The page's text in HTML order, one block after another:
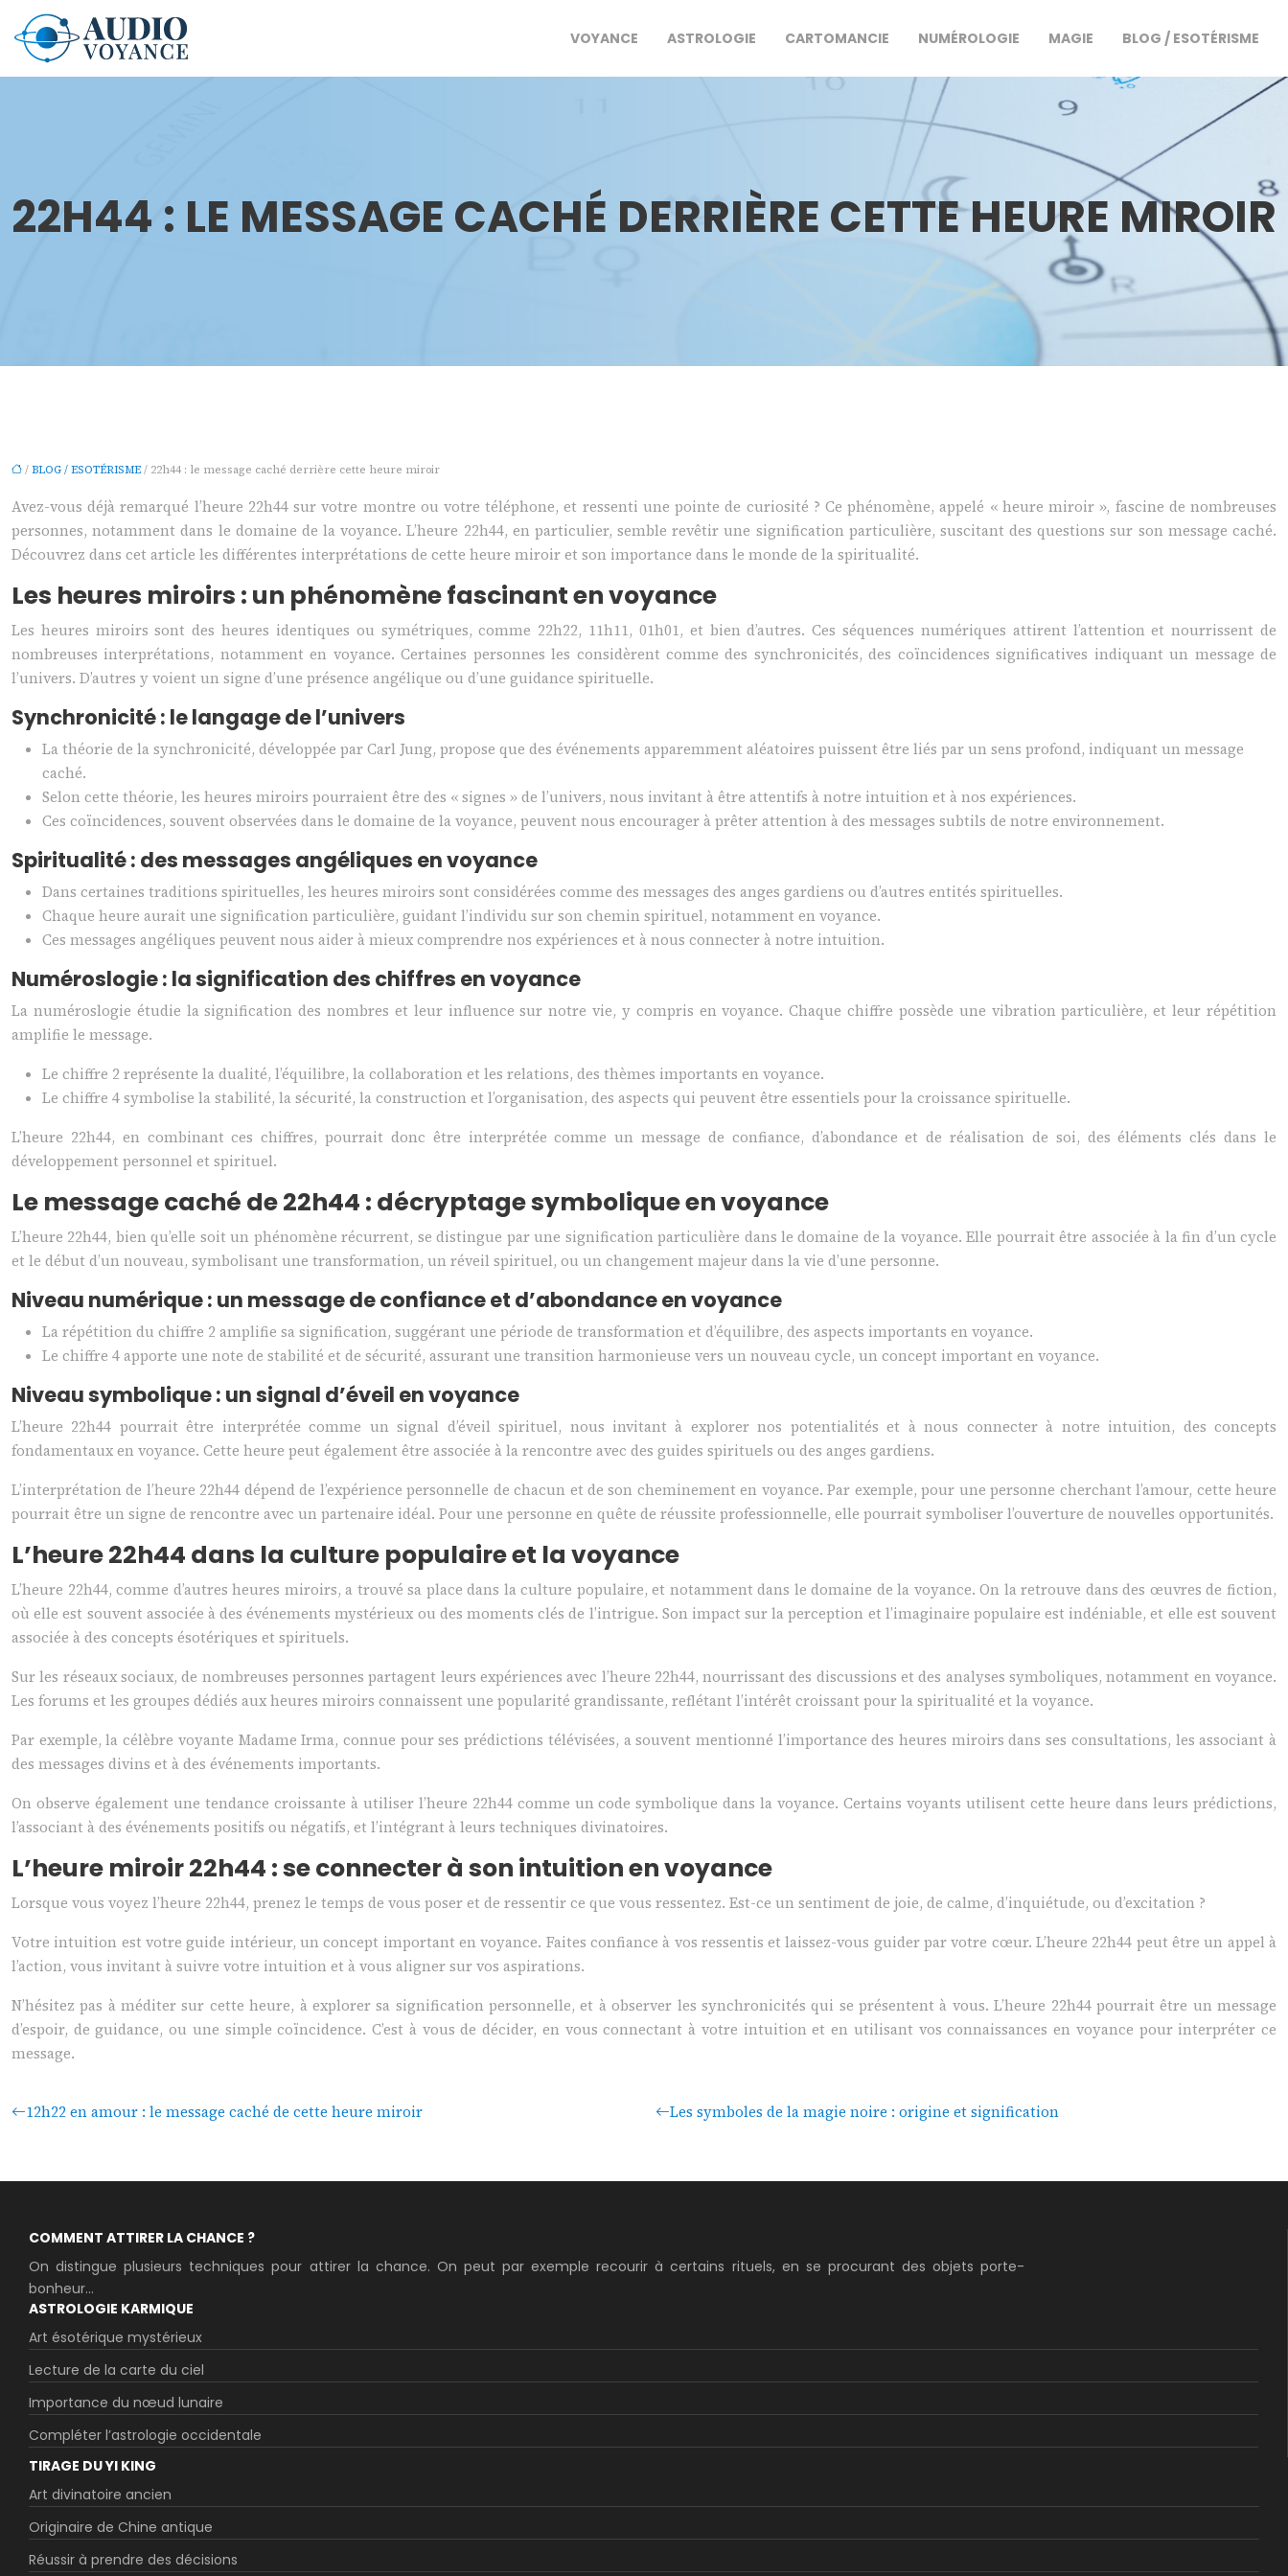
VOYANCE ASTROLOGIE CARTOMANCIE NUMÉROLOGIE MAGIE BLOG / ESOTÉRISME
22H44 : LE MESSAGE CACHÉ DERRIÈRE CETTE HEURE MIROIR
/ BLOG / ESOTÉRISME / 22h44 : le message caché derrière cette heure miroir
Avez-vous déjà remarqué l’heure 22h44 sur votre montre ou votre téléphone, et ressenti une pointe de curiosité ? Ce phénomène, appelé « heure miroir », fascine de nombreuses
personnes, notamment dans le domaine de la voyance. L’heure 22h44, en particulier, semble revêtir une signification particulière, suscitant des questions sur son message caché.
Découvrez dans cet article les différentes interprétations de cette heure miroir et son importance dans le monde de la spiritualité.
Les heures miroirs : un phénomène fascinant en voyance
Les heures miroirs sont des heures identiques ou symétriques, comme 22h22, 11h11, 01h01, et bien d’autres. Ces séquences numériques attirent l’attention et nourrissent de
nombreuses interprétations, notamment en voyance. Certaines personnes les considèrent comme des synchronicités, des coïncidences significatives indiquant un message de
l’univers. D’autres y voient un signe d’une présence angélique ou d’une guidance spirituelle.
Synchronicité : le langage de l’univers
La théorie de la synchronicité, développée par Carl Jung, propose que des événements apparemment aléatoires puissent être liés par un sens profond, indiquant un message
caché.
Selon cette théorie, les heures miroirs pourraient être des « signes » de l’univers, nous invitant à être attentifs à notre intuition et à nos expériences.
Ces coïncidences, souvent observées dans le domaine de la voyance, peuvent nous encourager à prêter attention à des messages subtils de notre environnement.
Spiritualité : des messages angéliques en voyance
Dans certaines traditions spirituelles, les heures miroirs sont considérées comme des messages des anges gardiens ou d’autres entités spirituelles.
Chaque heure aurait une signification particulière, guidant l’individu sur son chemin spirituel, notamment en voyance.
Ces messages angéliques peuvent nous aider à mieux comprendre nos expériences et à nous connecter à notre intuition.
Numéroslogie : la signification des chiffres en voyance
La numéroslogie étudie la signification des nombres et leur influence sur notre vie, y compris en voyance. Chaque chiffre possède une vibration particulière, et leur répétition
amplifie le message.
Le chiffre 2 représente la dualité, l’équilibre, la collaboration et les relations, des thèmes importants en voyance.
Le chiffre 4 symbolise la stabilité, la sécurité, la construction et l’organisation, des aspects qui peuvent être essentiels pour la croissance spirituelle.
L’heure 22h44, en combinant ces chiffres, pourrait donc être interprétée comme un message de confiance, d’abondance et de réalisation de soi, des éléments clés dans le
développement personnel et spirituel.
Le message caché de 22h44 : décryptage symbolique en voyance
L’heure 22h44, bien qu’elle soit un phénomène récurrent, se distingue par une signification particulière dans le domaine de la voyance. Elle pourrait être associée à la fin d’un cycle
et le début d’un nouveau, symbolisant une transformation, un réveil spirituel, ou un changement majeur dans la vie d’une personne.
Niveau numérique : un message de confiance et d’abondance en voyance
La répétition du chiffre 2 amplifie sa signification, suggérant une période de transformation et d’équilibre, des aspects importants en voyance.
Le chiffre 4 apporte une note de stabilité et de sécurité, assurant une transition harmonieuse vers un nouveau cycle, un concept important en voyance.
Niveau symbolique : un signal d’éveil en voyance
L’heure 22h44 pourrait être interprétée comme un signal d’éveil spirituel, nous invitant à explorer nos potentialités et à nous connecter à notre intuition, des concepts
fondamentaux en voyance. Cette heure peut également être associée à la rencontre avec des guides spirituels ou des anges gardiens.
L’interprétation de l’heure 22h44 dépend de l’expérience personnelle de chacun et de son cheminement en voyance. Par exemple, pour une personne cherchant l’amour, cette heure
pourrait être un signe de rencontre avec un partenaire idéal. Pour une personne en quête de réussite professionnelle, elle pourrait symboliser l’ouverture de nouvelles opportunités.
L’heure 22h44 dans la culture populaire et la voyance
L’heure 22h44, comme d’autres heures miroirs, a trouvé sa place dans la culture populaire, et notamment dans le domaine de la voyance. On la retrouve dans des œuvres de fiction,
où elle est souvent associée à des événements mystérieux ou des moments clés de l’intrigue. Son impact sur la perception et l’imaginaire populaire est indéniable, et elle est souvent
associée à des concepts ésotériques et spirituels.
Sur les réseaux sociaux, de nombreuses personnes partagent leurs expériences avec l’heure 22h44, nourrissant des discussions et des analyses symboliques, notamment en voyance.
Les forums et les groupes dédiés aux heures miroirs connaissent une popularité grandissante, reflétant l’intérêt croissant pour la spiritualité et la voyance.
Par exemple, la célèbre voyante Madame Irma, connue pour ses prédictions télévisées, a souvent mentionné l’importance des heures miroirs dans ses consultations, les associant à
des messages divins et à des événements importants.
On observe également une tendance croissante à utiliser l’heure 22h44 comme un code symbolique dans la voyance. Certains voyants utilisent cette heure dans leurs prédictions,
l’associant à des événements positifs ou négatifs, et l’intégrant à leurs techniques divinatoires.
L’heure miroir 22h44 : se connecter à son intuition en voyance
Lorsque vous voyez l’heure 22h44, prenez le temps de vous poser et de ressentir ce que vous ressentez. Est-ce un sentiment de joie, de calme, d’inquiétude, ou d’excitation ?
Votre intuition est votre guide intérieur, un concept important en voyance. Faites confiance à vos ressentis et laissez-vous guider par votre cœur. L’heure 22h44 peut être un appel à
l’action, vous invitant à suivre votre intuition et à vous aligner sur vos aspirations.
N’hésitez pas à méditer sur cette heure, à explorer sa signification personnelle, et à observer les synchronicités qui se présentent à vous. L’heure 22h44 pourrait être un message
d’espoir, de guidance, ou une simple coïncidence. C’est à vous de décider, en vous connectant à votre intuition et en utilisant vos connaissances en voyance pour interpréter ce
message.
12h22 en amour : le message caché de cette heure miroir Les symboles de la magie noire : origine et signification
COMMENT ATTIRER LA CHANCE ?
On distingue plusieurs techniques pour attirer la chance. On peut par exemple recourir à certains rituels, en se procurant des objets porte-
bonheur...
ASTROLOGIE KARMIQUE
Art ésotérique mystérieux
Lecture de la carte du ciel
Importance du nœud lunaire
Compléter l’astrologie occidentale
TIRAGE DU YI KING
Art divinatoire ancien
Originaire de Chine antique
Réussir à prendre des décisions